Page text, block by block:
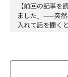
【前回の記事を
ました」——突然
入れて話を聞く
れが何ですか！